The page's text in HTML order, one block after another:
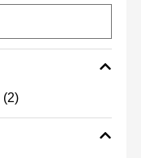
(2)